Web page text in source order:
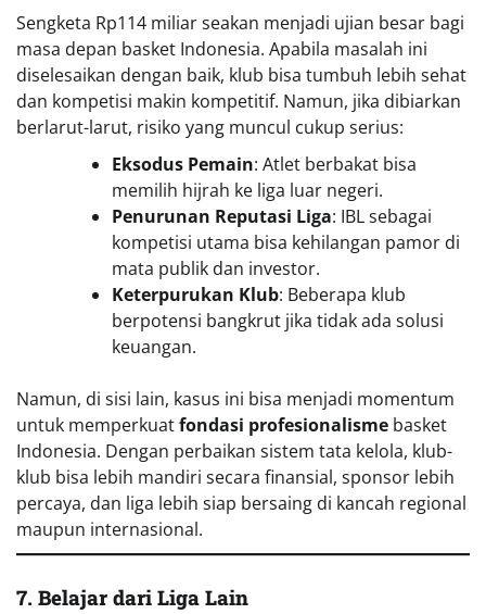
Sengketa Rp114 miliar seakan menjadi ujian besar bagi
masa depan basket Indonesia. Apabila masalah ini
diselesaikan dengan baik, klub bisa tumbuh lebih sehat
dan kompetisi makin kompetitif. Namun, jika dibiarkan
berlarut-larut, risiko yang muncul cukup serius:
Eksodus Pemain: Atlet berbakat bisa
memilih hijrah ke liga luar negeri.
Penurunan Reputasi Liga: IBL sebagai
kompetisi utama bisa kehilangan pamor di
mata publik dan investor.
Keterpurukan Klub: Beberapa klub
berpotensi bangkrut jika tidak ada solusi
keuangan.
Namun, di sisi lain, kasus ini bisa menjadi momentum
untuk memperkuatfondasi profesionalisme basket
Indonesia. Dengan perbaikan sistem tata kelola, klub-
klub bisa lebih mandiri secara finansial, sponsor lebih
percaya, dan liga lebih siap bersaing di kancah regional
maupun internasional.
7. Belajar dari Liga Lain